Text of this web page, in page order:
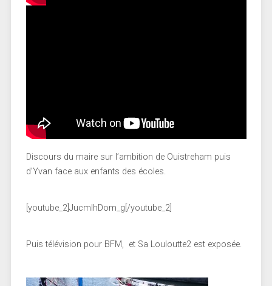
Discours du maire sur l’ambition de Ouistreham puis
d’Yvan face aux enfants des écoles.
[youtube_2]JucmlhDom_g[/youtube_2]
Puis télévision pour BFM, et Sa Louloutte2 est exposée.